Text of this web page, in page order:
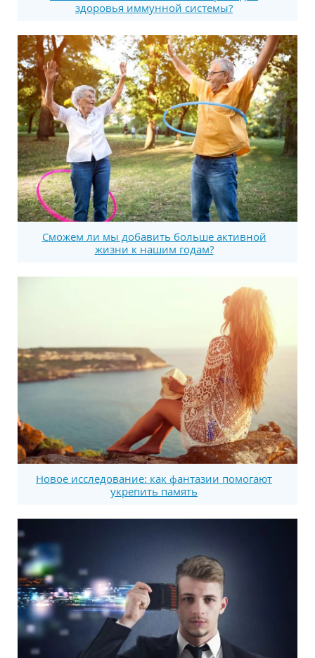
здоровья иммунной системы?
Сможем ли мы добавить больше активной
жизни к нашим годам?
Новое исследование: как фантазии помогают
укрепить память